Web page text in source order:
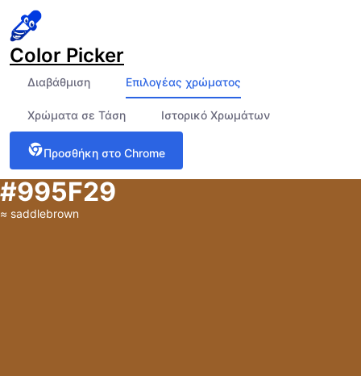
Color Picker
Διαβάθμιση Επιλογέας χρώματος
Χρώματα σε Τάση Ιστορικό Χρωμάτων
Προσθήκη στο Chrome
#995F29
≈ saddlebrown